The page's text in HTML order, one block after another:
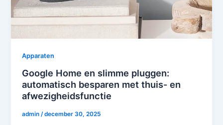
Apparaten
Google Home en slimme pluggen:
automatisch besparen met thuis- en
afwezigheidsfunctie
admin /december 30, 2025